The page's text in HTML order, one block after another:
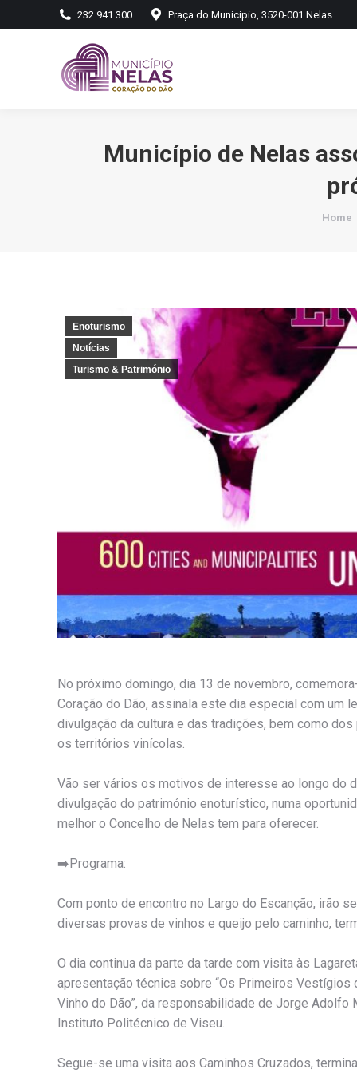
232 941 300 Praça do Municipio, 3520-001 Nelas
Município de Nelas
You
Home
Enoturismo
Notícias
Turismo & Património
No próximo domingo, dia 13 de novembro,
Coração do Dão, assinala este dia especial com um
divulgação da cultura e das tradições, bem como
os territórios vinícolas.
Vão ser vários os motivos de interesse ao longo do
divulgação do património enoturístico, numa
melhor o Concelho de Nelas tem para oferecer.
➡️Programa:
Com ponto de encontro no Largo do Escanção, irão
diversas provas de vinhos e queijo pelo caminho,
O dia continua da parte da tarde com visita às
apresentação técnica sobre “Os Primeiros
Vinho do Dão”, da responsabilidade de Jorge
Instituto Politécnico de Viseu.
Segue-se uma visita aos Caminhos Cruzados,